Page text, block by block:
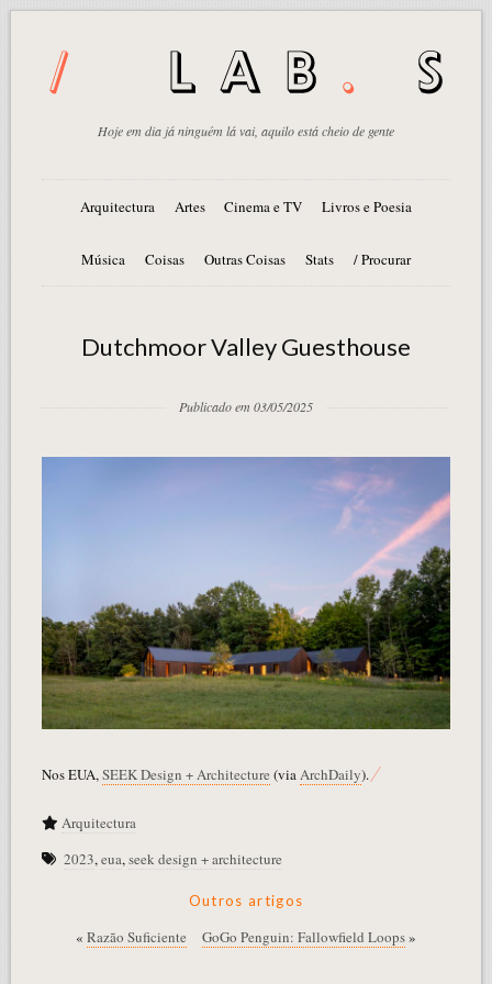
Hoje em dia já ninguém lá vai, aquilo está cheio de gente
Arquitectura Artes Cinema e TV Livros e Poesia
Música Coisas Outras Coisas Stats / Procurar
Dutchmoor Valley Guesthouse
Publicado em 03/05/2025
Nos EUA,SEEK Design + Architecture (viaArchDaily).
Arquitectura
2023,eua,seek design + architecture
Outros artigos
« Razão Suficiente GoGo Penguin: Fallowfield Loops»